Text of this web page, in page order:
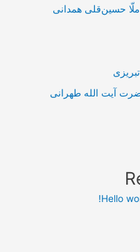
حسین‌قلی همدانی
آیت الله طهرانی
Hello